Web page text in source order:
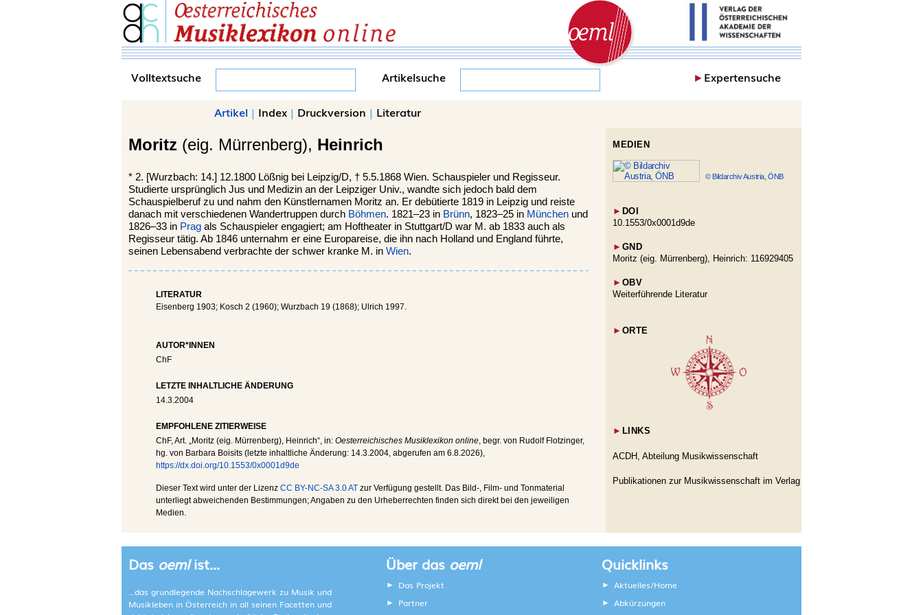
Volltextsuche Artikelsuche ►Expertensuche
Artikel | Index | Druckversion | Literatur
Moritz (eig. Mürrenberg), Heinrich
* 2. [Wurzbach: 14.] 12.1800 Lößnig bei Leipzig/D, † 5.5.1868 Wien. Schauspieler und Regisseur.
Studierte ursprünglich Jus und Medizin an der Leipziger Univ., wandte sich jedoch bald dem
Schauspielberuf zu und nahm den Künstlernamen Moritz an. Er debütierte 1819 in Leipzig und reiste
danach mit verschiedenen Wandertruppen durch Böhmen. 1821–23 in Brünn, 1823–25 in München und
1826–33 in Prag als Schauspieler engagiert; am Hoftheater in Stuttgart/D war M. ab 1833 auch als
Regisseur tätig. Ab 1846 unternahm er eine Europareise, die ihn nach Holland und England führte,
seinen Lebensabend verbrachte der schwer kranke M. in Wien.
LITERATUR
Eisenberg 1903; Kosch 2 (1960); Wurzbach 19 (1868); Ulrich 1997.
AUTOR*INNEN
ChF
LETZTE INHALTLICHE ÄNDERUNG
14.3.2004
EMPFOHLENE ZITIERWEISE
ChF, Art. „Moritz (eig. Mürrenberg), Heinrich“, in: Oesterreichisches Musiklexikon online, begr. von Rudolf Flotzinger,
hg. von Barbara Boisits (letzte inhaltliche Änderung: 14.3.2004, abgerufen am 6.8.2026),
https://dx.doi.org/10.1553/0x0001d9de
Dieser Text wird unter der Lizenz CC BY-NC-SA 3.0 AT zur Verfügung gestellt. Das Bild-, Film- und Tonmaterial
unterliegt abweichenden Bestimmungen; Angaben zu den Urheberrechten finden sich direkt bei den jeweiligen
Medien.
MEDIEN
© Bildarchiv Austria, ÖNB
► DOI
10.1553/0x0001d9de
► GND
Moritz (eig. Mürrenberg), Heinrich: 116929405
► OBV
Weiterführende Literatur
► ORTE
► LINKS
ACDH, Abteilung Musikwissenschaft
Publikationen zur Musikwissenschaft im Verlag
Das oemlist...
...das grundlegende Nachschlagewerk zu Musik und
Musikleben in Österreich in all seinen Facetten und
Über das oeml
Das Projekt
Partner
Quicklinks
Aktuelles/Home
Abkürzungen